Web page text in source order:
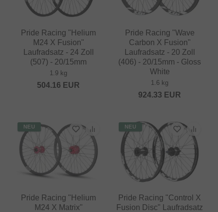
Pride Racing "Helium
M24 X Fusion"
Laufradsatz - 24 Zoll
(507) - 20/15mm
1.9 kg
504.16 EUR
Pride Racing "Wave
Carbon X Fusion"
Laufradsatz - 20 Zoll
(406) - 20/15mm - Gloss
White
1.6 kg
924.33 EUR
NEU
Pride Racing "Helium
M24 X Matrix"
NEU
Pride Racing "Control X
Fusion Disc" Laufradsatz